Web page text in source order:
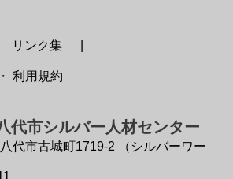
リンク集
利用規約
代市シルバー人材センター
代市古城町1719-2 （シルバーワー